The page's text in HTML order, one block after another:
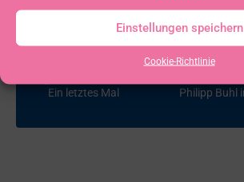
Einstellungen speichern
Cookie-Richtlinie
Ein letztes Mal